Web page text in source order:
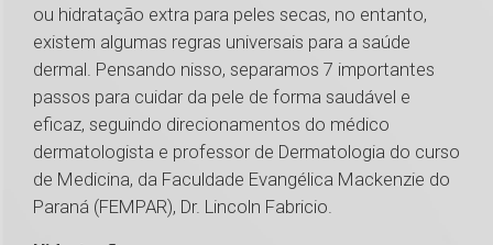
ou hidratação extra para peles secas, no entanto,
existem algumas regras universais para a saúde
dermal. Pensando nisso, separamos 7 importantes
passos para cuidar da pele de forma saudável e
eficaz, seguindo direcionamentos do médico
dermatologista e professor de Dermatologia do curso
de Medicina, da Faculdade Evangélica Mackenzie do
Paraná (FEMPAR), Dr. Lincoln Fabricio.